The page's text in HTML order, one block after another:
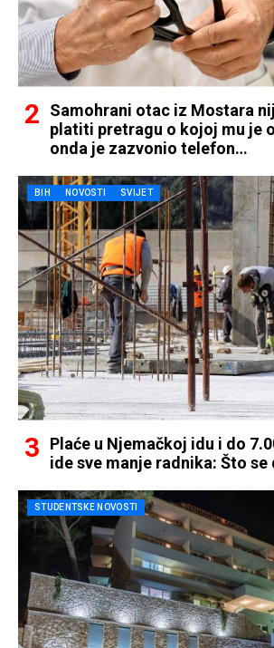
Samohrani otac iz Mostara
platiti pretragu o kojoj mu je
onda je zazvonio telefon…
BIH NOVOSTI SVIJET
Plaće u Njemačkoj idu i do
ide sve manje radnika: Što se
STUDENTSKE NOVOSTI